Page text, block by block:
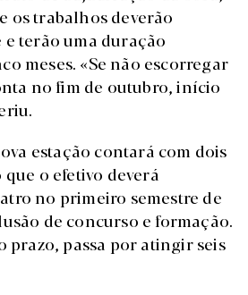
os trabalhos deverão
terão uma duração
meses. «Se não escorregar
no fim de outubro, início
estação contará com dois
o efetivo deverá
no primeiro semestre de
de concurso e formação.
prazo, passa por atingir seis